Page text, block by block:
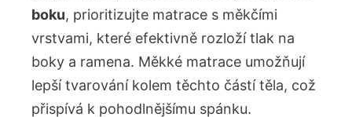
boku, prioritizujte matrace s měkčími
vrstvami, které efektivně rozloží tlak na
boky a ramena. Měkké matrace umožňují
lepší tvarování kolem těchto částí těla, což
přispívá k pohodlnějšímu spánku.